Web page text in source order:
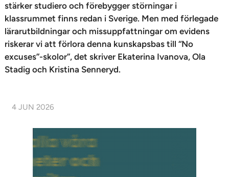
stärker studiero och förebygger störningar i
klassrummet finns redan i Sverige. Men med förlegade
lärarutbildningar och missuppfattningar om evidens
riskerar vi att förlora denna kunskapsbas till “No
excuses”-skolor”, det skriver Ekaterina Ivanova, Ola
Stadig och Kristina Senneryd.
4 JUN 2026